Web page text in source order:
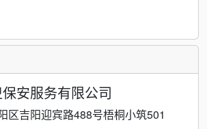
安服务有限公司
区吉阳迎宾路488号梧桐小筑501